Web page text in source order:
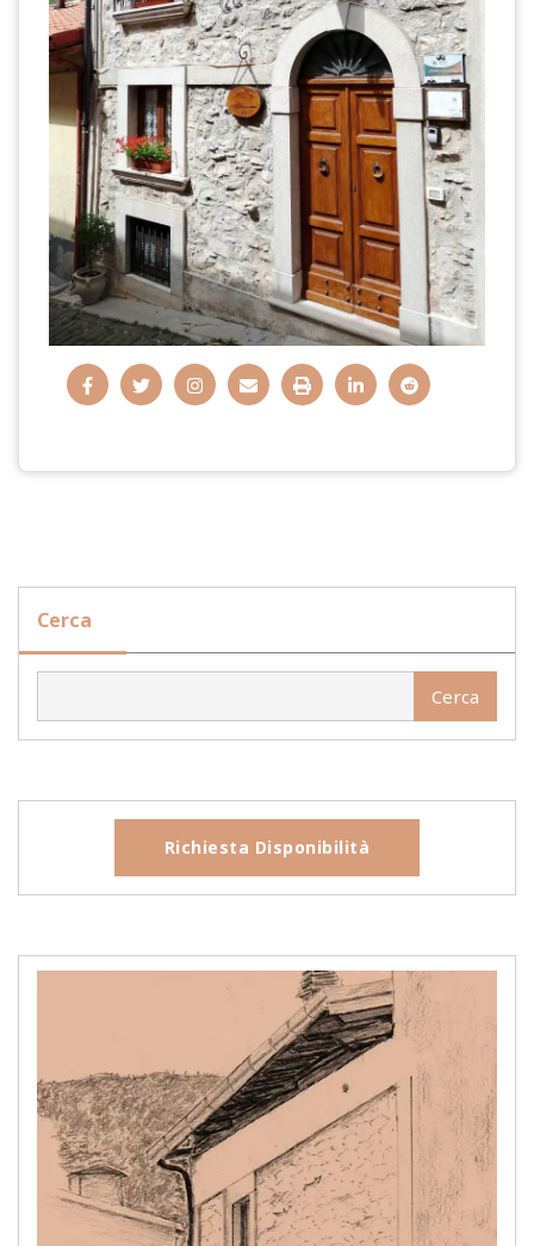
Cerca
Cerca
Richiesta Disponibilità